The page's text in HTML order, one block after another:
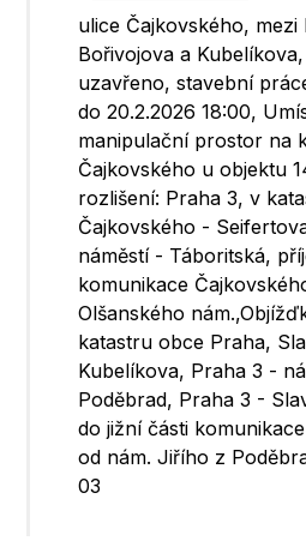
ulice Čajkovského, mezi
Bořivojova a
uzavřeno, stavební
do 20.2.2026 18:00,
manipulační prostor na
Čajkovského u objektu
rozlišení: Praha 3, v
Čajkovského -
náměstí - Táboritská,
komunikace
Olšanského
katastru obce Praha,
Kubelíkova, Praha 3 -
Poděbrad, Praha 3 -
do jižní části
od nám. Jiřího z
03